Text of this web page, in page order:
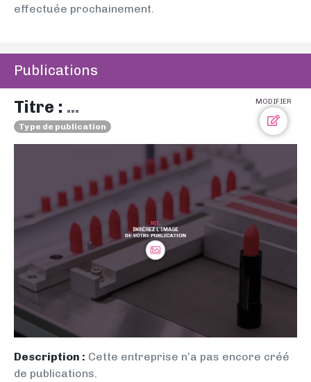
effectuée prochainement.
Publications
MODIFIER
Titre : ...
Type de publication
Description : Cette entreprise n’a pas encore créé
de publications.